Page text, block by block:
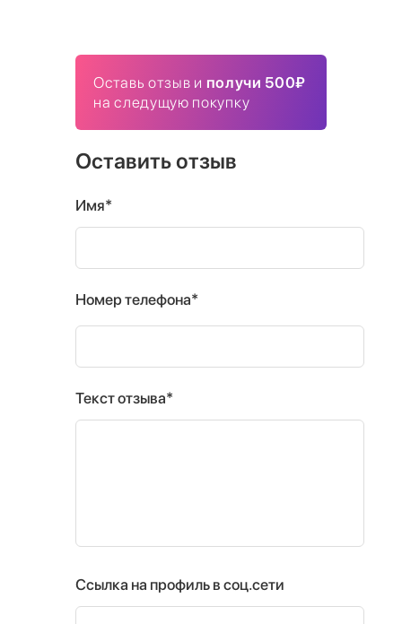
Оставь отзыв и получи 500₽
на следущую покупку
Оставить отзыв
Имя*
Номер телефона*
Текст отзыва*
Ссылка на профиль в соц.сети